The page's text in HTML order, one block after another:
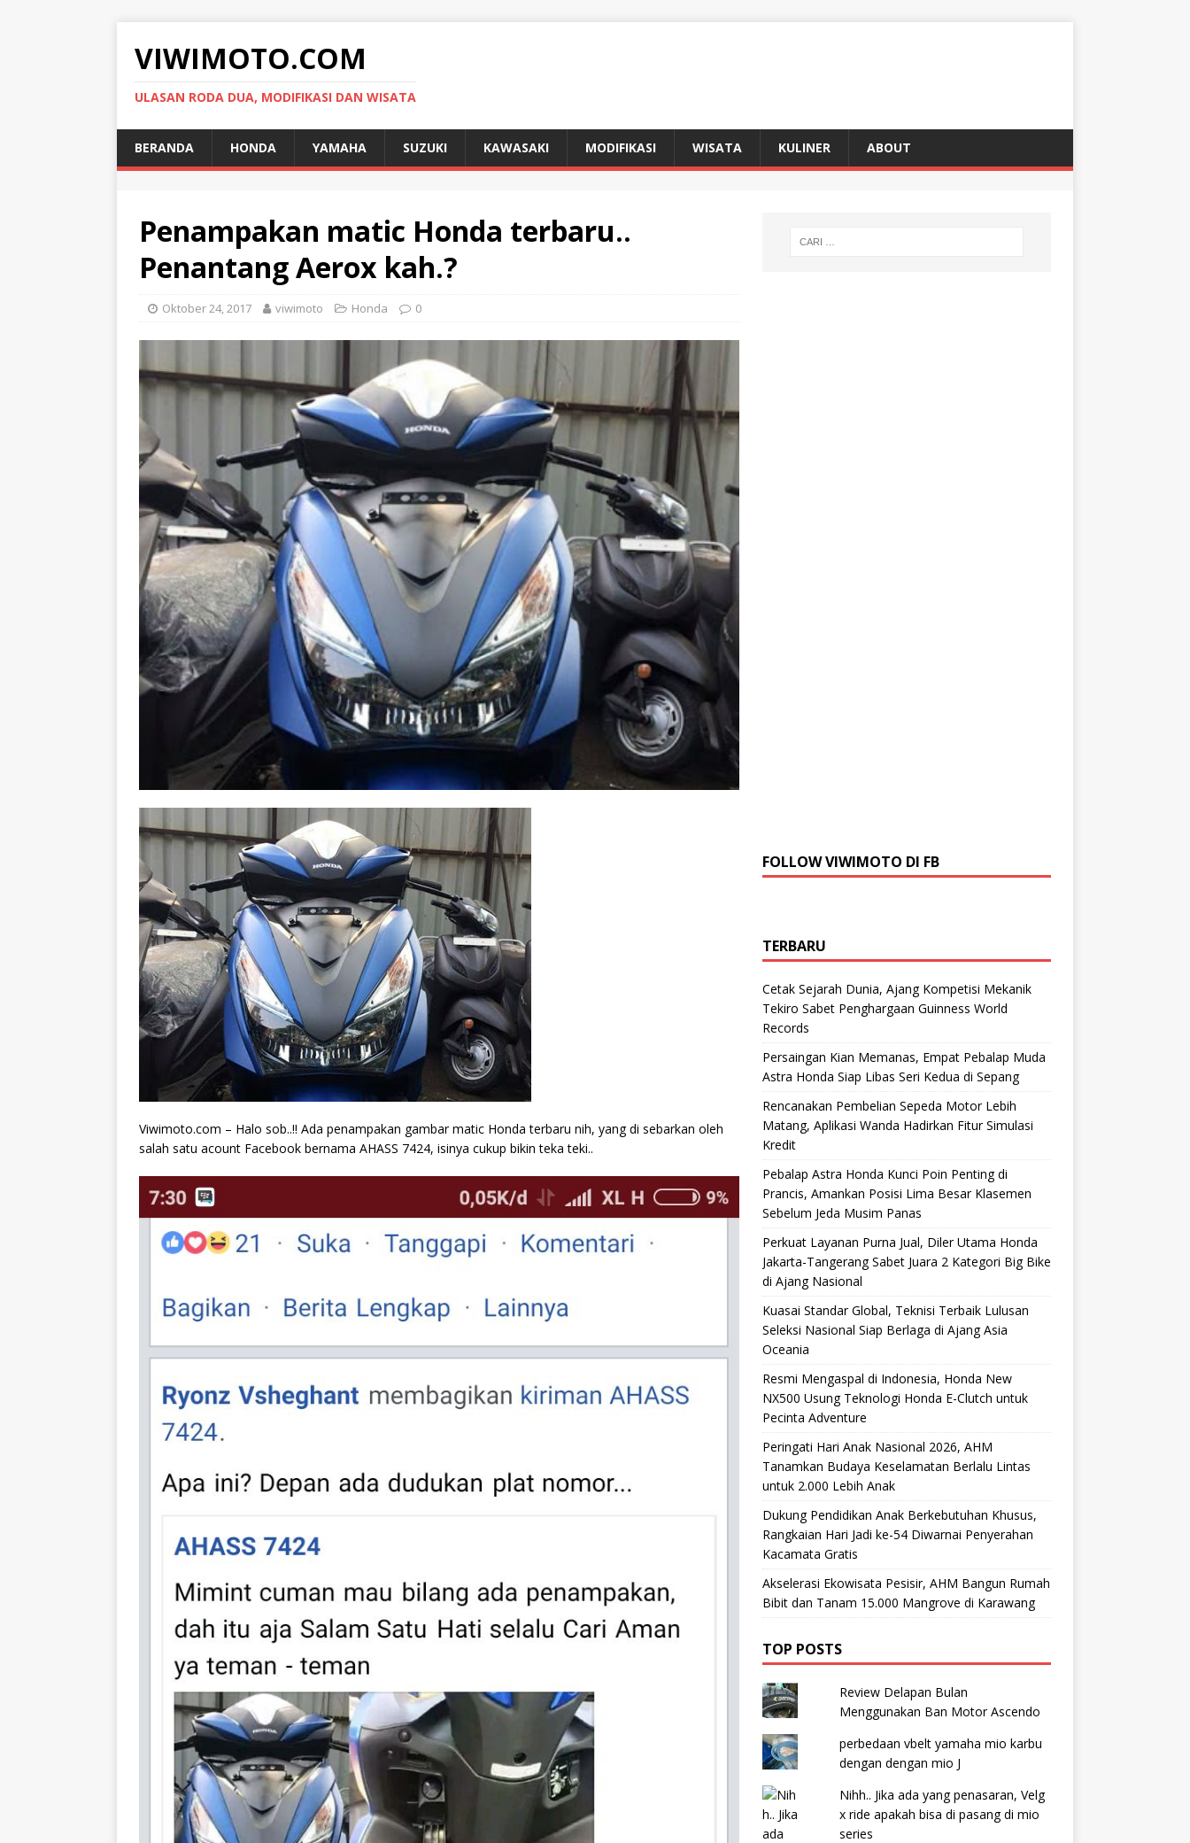
VIWIMOTO.COM
ULASAN RODA DUA, MODIFIKASI DAN WISATA
BERANDA HONDA YAMAHA SUZUKI KAWASAKI MODIFIKASI WISATA KULINER ABOUT
Penampakan matic Honda terbaru..
Penantang Aerox kah.?
Oktober 24, 2017 viwimoto Honda 0
Viwimoto.com – Halo sob..!! Ada penampakan gambar matic Honda terbaru nih, yang di sebarkan oleh
salah satu acount Facebook bernama AHASS 7424, isinya cukup bikin teka teki..
FOLLOW VIWIMOTO DI FB
TERBARU
Cetak Sejarah Dunia, Ajang Kompetisi Mekanik
Tekiro Sabet Penghargaan Guinness World
Records
Persaingan Kian Memanas, Empat Pebalap Muda
Astra Honda Siap Libas Seri Kedua di Sepang
Rencanakan Pembelian Sepeda Motor Lebih
Matang, Aplikasi Wanda Hadirkan Fitur Simulasi
Kredit
Pebalap Astra Honda Kunci Poin Penting di
Prancis, Amankan Posisi Lima Besar Klasemen
Sebelum Jeda Musim Panas
Perkuat Layanan Purna Jual, Diler Utama Honda
Jakarta-Tangerang Sabet Juara 2 Kategori Big Bike
di Ajang Nasional
Kuasai Standar Global, Teknisi Terbaik Lulusan
Seleksi Nasional Siap Berlaga di Ajang Asia
Oceania
Resmi Mengaspal di Indonesia, Honda New
NX500 Usung Teknologi Honda E-Clutch untuk
Pecinta Adventure
Peringati Hari Anak Nasional 2026, AHM
Tanamkan Budaya Keselamatan Berlalu Lintas
untuk 2.000 Lebih Anak
Dukung Pendidikan Anak Berkebutuhan Khusus,
Rangkaian Hari Jadi ke-54 Diwarnai Penyerahan
Kacamata Gratis
Akselerasi Ekowisata Pesisir, AHM Bangun Rumah
Bibit dan Tanam 15.000 Mangrove di Karawang
TOP POSTS
Review Delapan Bulan
Menggunakan Ban Motor Ascendo
perbedaan vbelt yamaha mio karbu
dengan dengan mio J
Nihh.. Jika ada yang penasaran, Velg
x ride apakah bisa di pasang di mio
series